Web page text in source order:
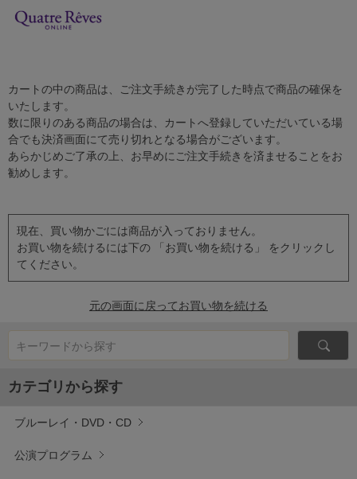
カートの中の商品は、ご注文手続きが完了した時点で商品の確保を
いたします。
数に限りのある商品の場合は、カートへ登録していただいている場
合でも決済画面にて売り切れとなる場合がございます。
あらかじめご了承の上、お早めにご注文手続きを済ませることをお
勧めします。
現在、買い物かごには商品が入っておりません。
お買い物を続けるには下の 「お買い物を続ける」 をクリックし
てください。
元の画面に戻ってお買い物を続ける
キーワードから探す
カテゴリから探す
ブルーレイ・DVD・CD
公演プログラム